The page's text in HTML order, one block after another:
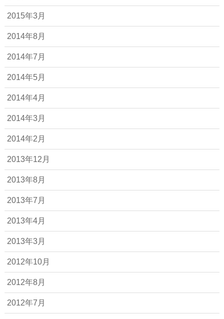
2015年3月
2014年8月
2014年7月
2014年5月
2014年4月
2014年3月
2014年2月
2013年12月
2013年8月
2013年7月
2013年4月
2013年3月
2012年10月
2012年8月
2012年7月